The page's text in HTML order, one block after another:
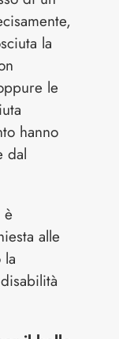
la
le
hanno
dal
è
alle
la